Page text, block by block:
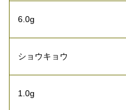
6.0g
ショウキョウ
1.0g